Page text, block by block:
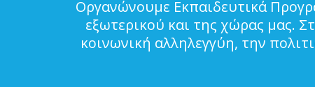
Οργανώνουμε Εκπαιδευτικά
εξωτερικού και της χώρας μας.
κοινωνική αλληλεγγύη, την